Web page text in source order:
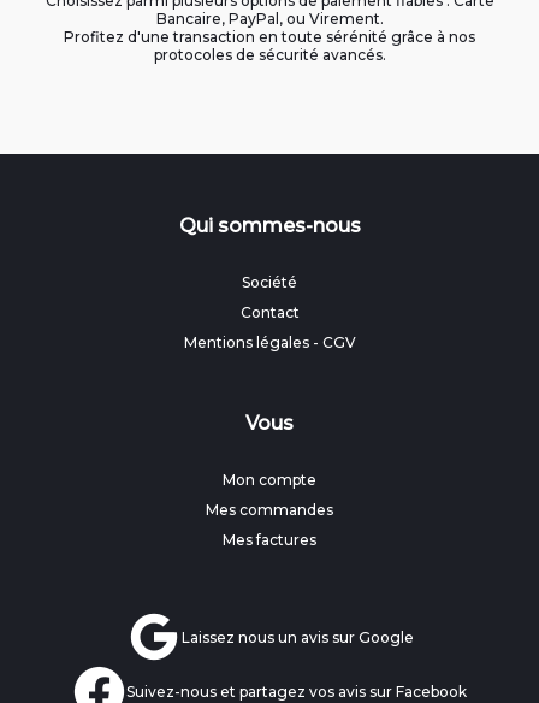
Bancaire, PayPal, ou Virement.
Profitez d'une transaction en toute sérénité grâce à nos
protocoles de sécurité avancés.
Qui sommes-nous
Société
Contact
Mentions légales- CGV
Vous
Mon compte
Mes commandes
Mes factures
Laissez nous un avis sur Google
Suivez-nous et partagez vos avis sur Facebook